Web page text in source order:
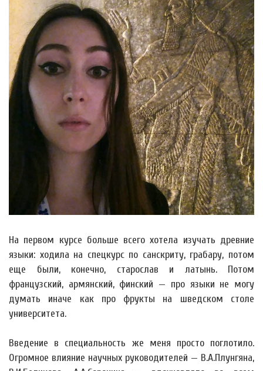
На первом курсе больше всего хотела изучать древние
языки: ходила на спецкурс по санскриту, грабару, потом
еще были, конечно, старослав и латынь. Потом
французский, армянский, финский — про языки не могу
думать иначе как про фрукты на шведском столе
университета.
Введение в специальность же меня просто поглотило.
Огромное влияние научных руководителей — В.А.Плунгяна,